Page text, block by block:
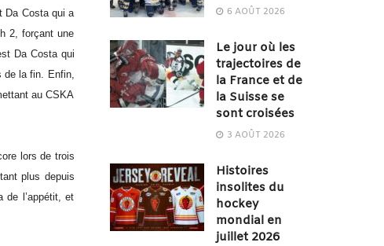
Da Costa qui a
2, forçant une
Da Costa qui
de la fin. Enfin,
au CSKA
lors de trois
plus depuis
de l’appétit, et
6 AOÛT 2026
Le jour où les
trajectoires de
la France et de
la Suisse se
sont croisées
3 AOÛT 2026
Histoires
insolites du
hockey
mondial en
juillet 2026